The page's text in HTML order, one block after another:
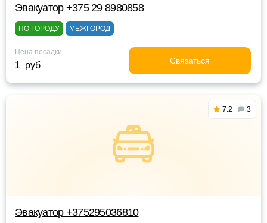
Эвакуатор +375 29 8980858
ПО ГОРОДУ МЕЖГОРОД
Цена посадки
1 руб Связаться
7.2 3
Эвакуатор +375295036810